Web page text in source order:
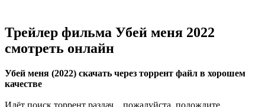
Трейлер фильма Убей меня 2022
смотреть онлайн
Убей меня (2022) скачать через торрент файл в хорошем
качестве